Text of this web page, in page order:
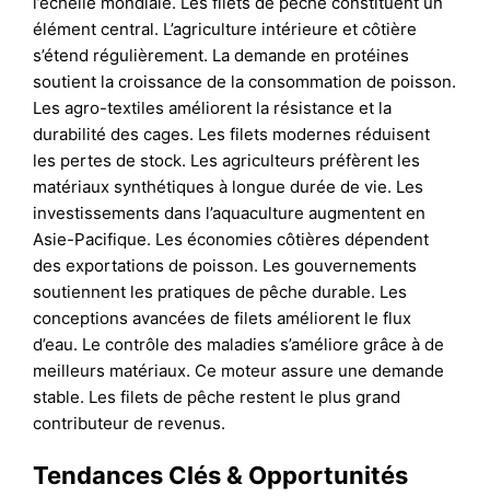
élément central. L’agriculture intérieure et côtière
s’étend régulièrement. La demande en protéines
soutient la croissance de la consommation de poisson.
Les agro-textiles améliorent la résistance et la
durabilité des cages. Les filets modernes réduisent
les pertes de stock. Les agriculteurs préfèrent les
matériaux synthétiques à longue durée de vie. Les
investissements dans l’aquaculture augmentent en
Asie-Pacifique. Les économies côtières dépendent
des exportations de poisson. Les gouvernements
soutiennent les pratiques de pêche durable. Les
conceptions avancées de filets améliorent le flux
d’eau. Le contrôle des maladies s’améliore grâce à de
meilleurs matériaux. Ce moteur assure une demande
stable. Les filets de pêche restent le plus grand
contributeur de revenus.
Tendances Clés & Opportunités